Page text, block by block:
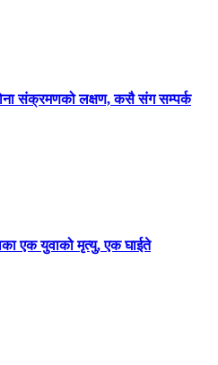
संक्रमणको लक्षण, कसै संग सम्पर्क
एक युवाको मृत्यु, एक घाईते